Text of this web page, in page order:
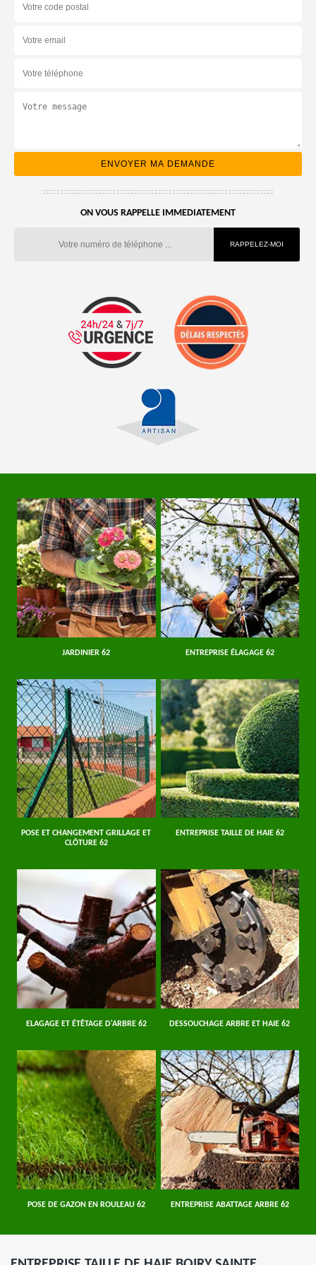
ON VOUS RAPPELLE IMMEDIATEMENT
JARDINIER 62 ENTREPRISE ÉLAGAGE 62
POSE ET CHANGEMENT GRILLAGE ET
CLÔTURE 62
ENTREPRISE TAILLE DE HAIE 62
ELAGAGE ET ÉTÊTAGE D'ARBRE 62 DESSOUCHAGE ARBRE ET HAIE 62
POSE DE GAZON EN ROULEAU 62 ENTREPRISE ABATTAGE ARBRE 62